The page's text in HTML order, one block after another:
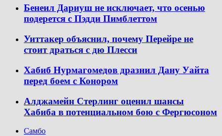
Бенеил Дариуш не исключает, что осенью
подерется с Пэдди Пимблеттом
Уиттакер объяснил, почему Перейре не
стоит драться с дю Плесси
Хабиб Нурмагомедов дразнил Дану Уайта
перед боем с Конором
Алджамейн Стерлинг оценил шансы
Хабиба в потенциальном бою с Фергюсоном
Самбо